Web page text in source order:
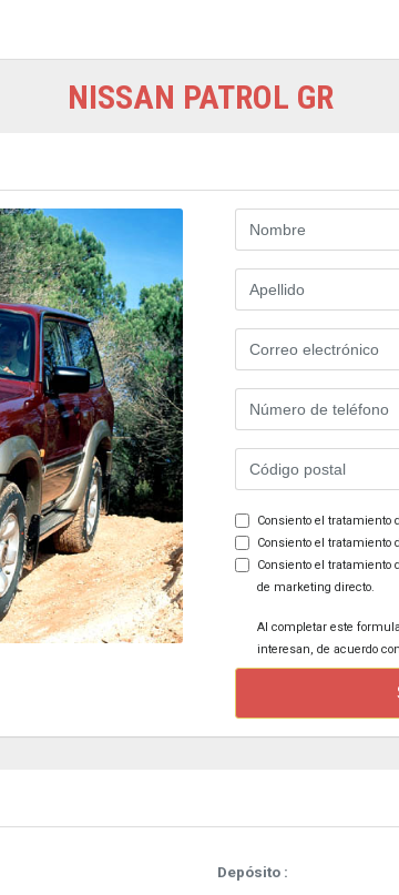
NISSAN PATROL GR
Consiento el tratamiento
Consiento el tratamiento
Consiento el tratamiento
de marketing directo.
Al completar este
interesan, de acuerdo
Depósito :